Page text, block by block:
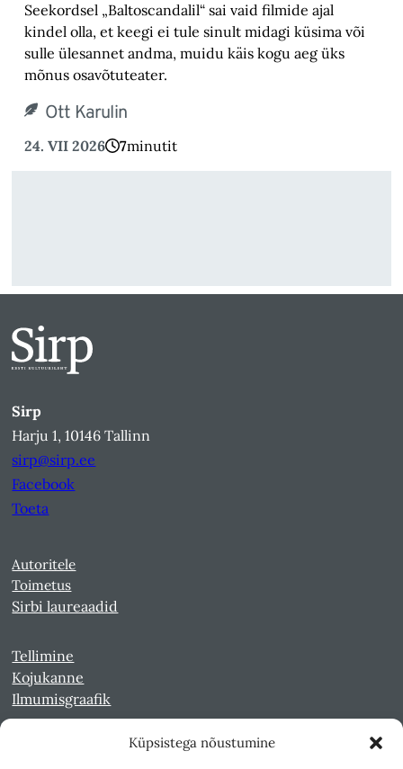
Küpsistega nõustumine
Seekordsel „Baltoscandalil“ sai vaid filmide ajal
kindel olla, et keegi ei tule sinult midagi küsima või
sulle ülesannet andma, muidu käis kogu aeg üks
mõnus osavõtuteater.
Ott Karulin
24. VII 2026 7minutit
Sirp
Harju 1, 10146 Tallinn
sirp@sirp.ee
Facebook
Toeta
Autoritele
Toimetus
Sirbi laureaadid
Tellimine
Kojukanne
Ilmumisgraafik